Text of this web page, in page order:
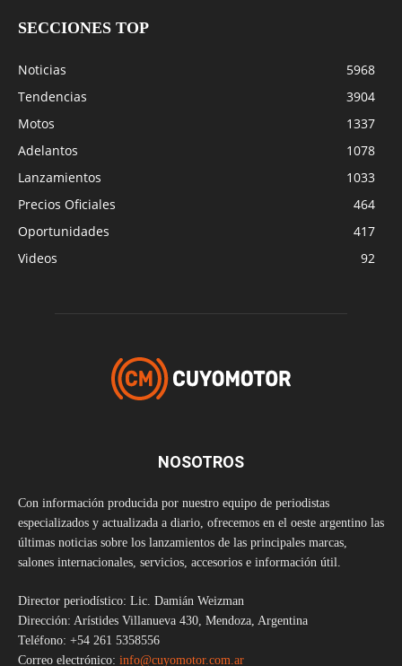
SECCIONES TOP
Noticias
5968
Tendencias
3904
Motos
1337
Adelantos
1078
Lanzamientos
1033
Precios Oficiales
464
Oportunidades
417
Videos
92
NOSOTROS
Con información producida por nuestro equipo de periodistas
especializados y actualizada a diario, ofrecemos en el oeste argentino las
últimas noticias sobre los lanzamientos de las principales marcas,
salones internacionales, servicios, accesorios e información útil.
Director periodístico: Lic. Damián Weizman
Dirección: Arístides Villanueva 430, Mendoza, Argentina
Teléfono: +54 261 5358556
Correo electrónico: info@cuyomotor.com.ar